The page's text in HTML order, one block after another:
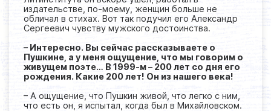
издательстве, по-моему, женщин больше не
обличал в стихах. Вот так подучил его Александр
Сергеевич чувству мужского достоинства.
– Интересно. Вы сейчас рассказываете о
Пушкине, а у меня ощущение, что мы говорим о
живущем поэте… В 1999-м – 200 лет со дня его
рождения. Какие 200 лет! Он из нашего века!
– А ощущение, что Пушкин живой, что легко с ним,
что есть он, я испытал, когда был в Михайловском.